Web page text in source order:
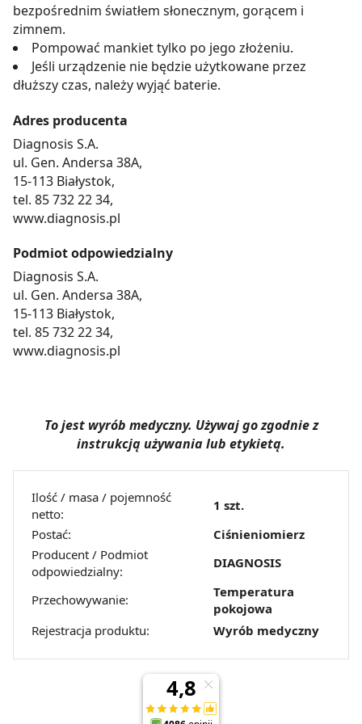
pozyskiwanie od Ciebie danych, które nie są niezbędne
dla funkcjonowania Strony. Będzie się to jednak wiązało
z brakiem dostępu do wszystkich funkcjonalności
Strony.
bezpośrednim światłem słonecznym, gorącem i
zimnem.
Pompować mankiet tylko po jego złożeniu.
Jeśli urządzenie nie będzie użytkowane przez
dłuższy czas, należy wyjąć baterie.
Adres producenta
Diagnosis S.A.
ul. Gen. Andersa 38A,
15-113 Białystok,
tel. 85 732 22 34,
www.diagnosis.pl
Podmiot odpowiedzialny
Diagnosis S.A.
ul. Gen. Andersa 38A,
15-113 Białystok,
tel. 85 732 22 34,
www.diagnosis.pl
To jest wyrób medyczny. Używaj go zgodnie z
instrukcją używania lub etykietą.
Ilość / masa / pojemność
netto:
1 szt.
Postać:
Ciśnieniomierz
Producent / Podmiot
odpowiedzialny:
DIAGNOSIS
Przechowywanie:
Temperatura
pokojowa
Rejestracja produktu:
Wyrób medyczny